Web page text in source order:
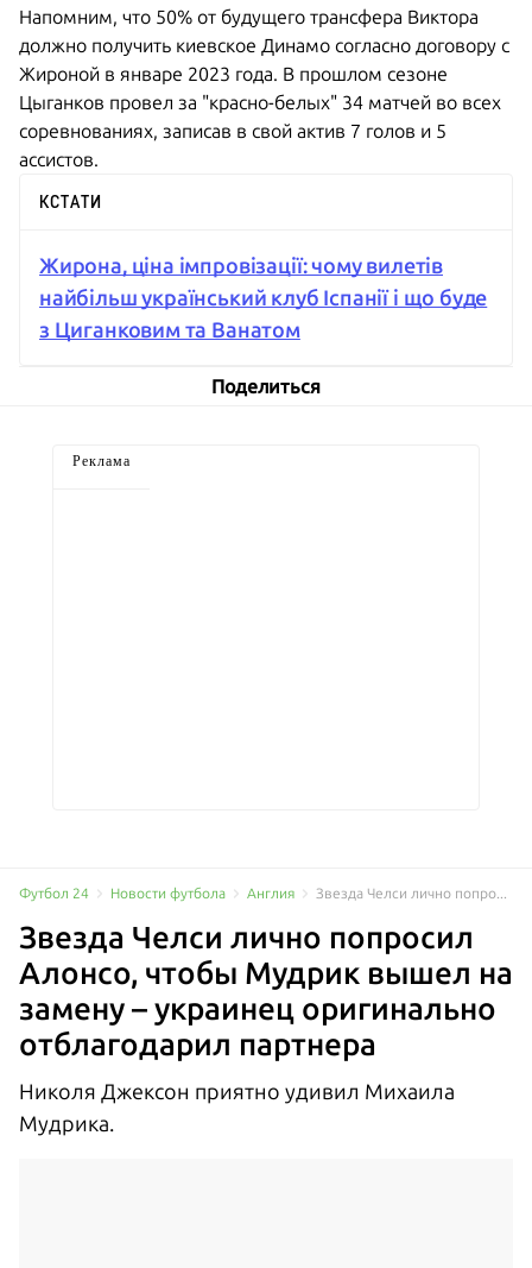
Напомним, что 50% от будущего трансфера Виктора
должно получить киевское Динамо согласно договору с
Жироной в январе 2023 года. В прошлом сезоне
Цыганков провел за "красно-белых" 34 матчей во всех
соревнованиях, записав в свой актив 7 голов и 5
ассистов.
КСТАТИ
Жирона, ціна імпровізації: чому вилетів
найбільш український клуб Іспанії і що буде
з Циганковим та Ванатом
Поделиться
Реклама